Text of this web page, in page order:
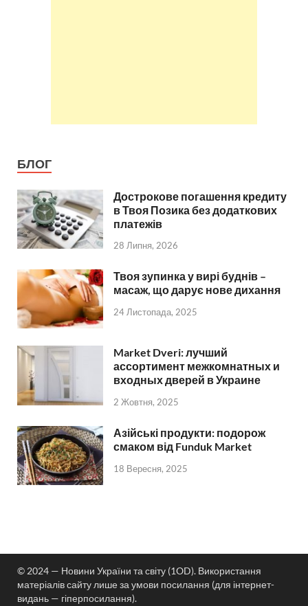
БЛОГ
Дострокове погашення кредиту
в Твоя Позика без додаткових
платежів
28 Липня, 2026
Твоя зупинка у вирі буднів –
масаж, що дарує нове дихання
24 Листопада, 2025
Market Dveri: лучший
ассортимент межкомнатных и
входных дверей в Украине
2 Жовтня, 2025
Азійські продукти: подорож
смаком від Funduk Market
18 Вересня, 2025
© 2024 — Новини України та світу (1OD). Використання
матеріалів сайту лише за умови посилання (для інтернет-
видань — гіперпосилання).